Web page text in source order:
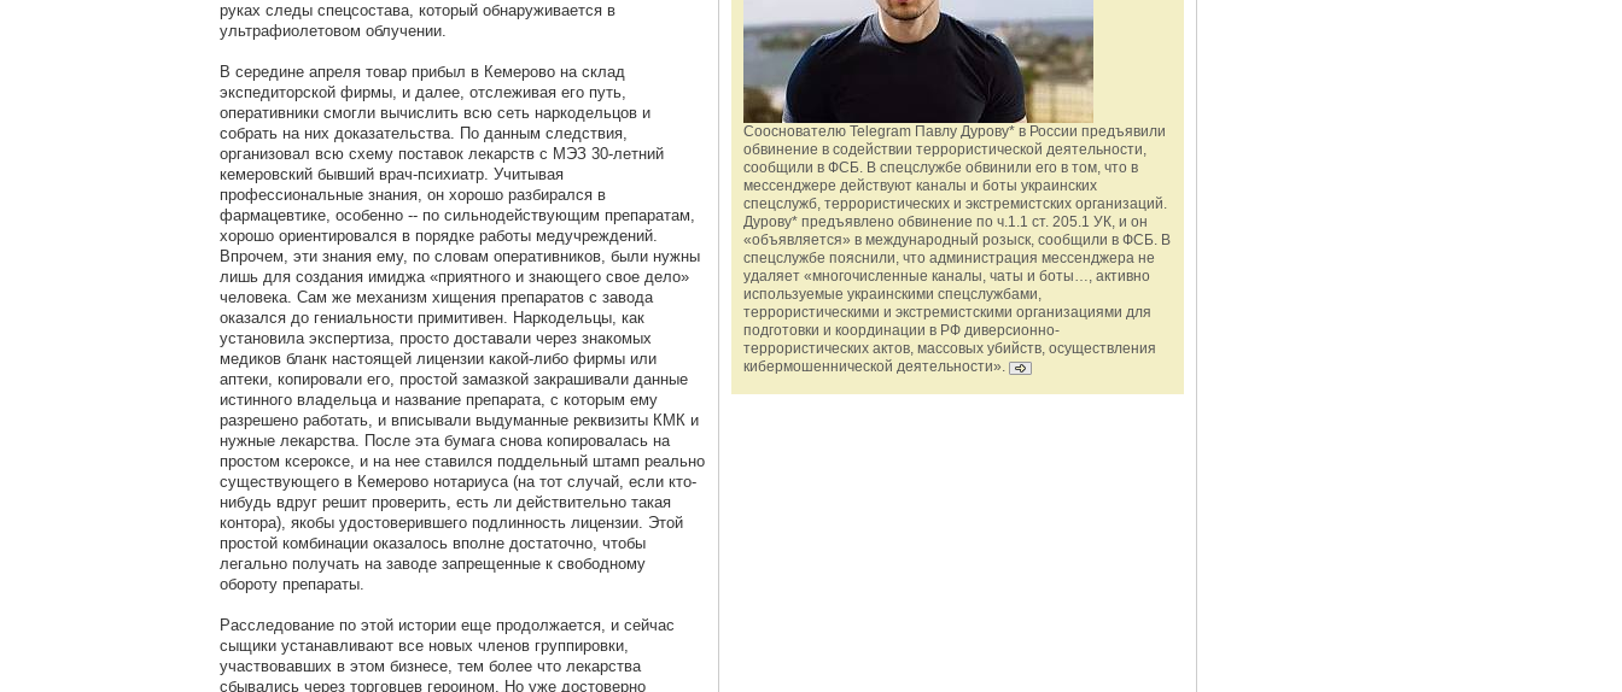
руках следы спецсостава, который обнаруживается в
ультрафиолетовом облучении.
В середине апреля товар прибыл в Кемерово на склад
экспедиторской фирмы, и далее, отслеживая его путь,
оперативники смогли вычислить всю сеть наркодельцов и
собрать на них доказательства. По данным следствия,
организовал всю схему поставок лекарств с МЭЗ 30-летний
кемеровский бывший врач-психиатр. Учитывая
профессиональные знания, он хорошо разбирался в
фармацевтике, особенно -- по сильнодействующим препаратам,
хорошо ориентировался в порядке работы медучреждений.
Впрочем, эти знания ему, по словам оперативников, были нужны
лишь для создания имиджа «приятного и знающего свое дело»
человека. Сам же механизм хищения препаратов с завода
оказался до гениальности примитивен. Наркодельцы, как
установила экспертиза, просто доставали через знакомых
медиков бланк настоящей лицензии какой-либо фирмы или
аптеки, копировали его, простой замазкой закрашивали данные
истинного владельца и название препарата, с которым ему
разрешено работать, и вписывали выдуманные реквизиты КМК и
нужные лекарства. После эта бумага снова копировалась на
простом ксероксе, и на нее ставился поддельный штамп реально
существующего в Кемерово нотариуса (на тот случай, если кто-
нибудь вдруг решит проверить, есть ли действительно такая
контора), якобы удостоверившего подлинность лицензии. Этой
простой комбинации оказалось вполне достаточно, чтобы
легально получать на заводе запрещенные к свободному
обороту препараты.
Расследование по этой истории еще продолжается, и сейчас
сыщики устанавливают все новых членов группировки,
участвовавших в этом бизнесе, тем более что лекарства
сбывались через торговцев героином. Но уже достоверно
Сооснователю Telegram Павлу Дурову* в России предъявили
обвинение в содействии террористической деятельности,
сообщили в ФСБ. В спецслужбе обвинили его в том, что в
мессенджере действуют каналы и боты украинских
спецслужб, террористических и экстремистских организаций.
Дурову* предъявлено обвинение по ч.1.1 ст. 205.1 УК, и он
«объявляется» в международный розыск, сообщили в ФСБ. В
спецслужбе пояснили, что администрация мессенджера не
удаляет «многочисленные каналы, чаты и боты…, активно
используемые украинскими спецслужбами,
террористическими и экстремистскими организациями для
подготовки и координации в РФ диверсионно-
террористических актов, массовых убийств, осуществления
кибермошеннической деятельности».